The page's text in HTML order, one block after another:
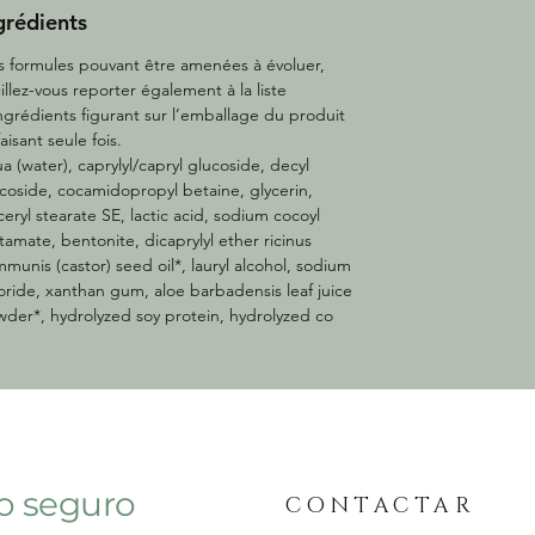
formules pouvant être amenées à évoluer,
vous reporter également à la liste
figurant sur l’emballage du produit
seule fois.
(water), caprylyl/capryl glucoside, decyl
cocamidopropyl betaine, glycerin,
stearate SE, lactic acid, sodium cocoyl
bentonite, dicaprylyl ether ricinus
(castor) seed oil*, lauryl alcohol, sodium
xanthan gum, aloe barbadensis leaf juice
hydrolyzed soy protein, hydrolyzed co
seguro CONTACTAR